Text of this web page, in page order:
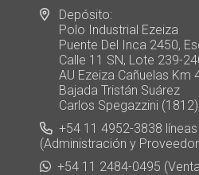
Depósito:
Polo Industrial Ezeiza
Puente Del Inca 2450,
Calle 11 SN, Lote 239-
AU Ezeiza Cañuelas Km
Bajada Tristán Suárez
Carlos Spegazzini
+54 11 4952-3838
(Administración y
+54 11 2484-0495